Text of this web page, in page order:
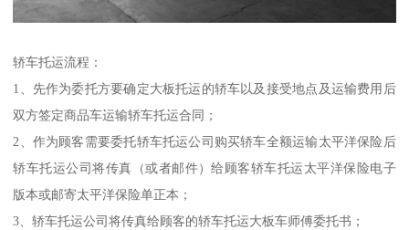
轿车托运流程：
1、先作为委托方要确定大板托运的轿车以及接受地点及运输费用后
双方签定商品车运输轿车托运合同；
2、作为顾客需要委托轿车托运公司购买轿车全额运输太平洋保险后
轿车托运公司将传真（或者邮件）给顾客轿车托运太平洋保险电子
版本或邮寄太平洋保险单正本；
3、轿车托运公司将传真给顾客的轿车托运大板车师傅委托书；